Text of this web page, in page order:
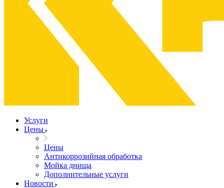
Услуги
Цены
Цены
Антикоррозийная обработка
Мойка днища
Дополнительные услуги
Новости